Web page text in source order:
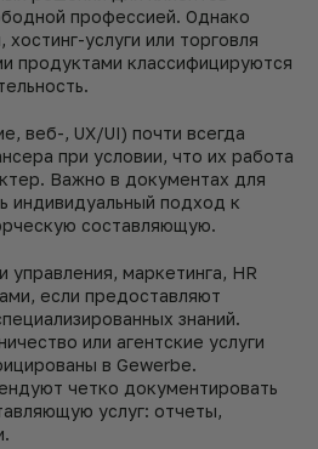
профессией. Однако
услуги или торговля
продуктами классифицируются
веб-, UX/UI) почти всегда
при условии, что их работа
Важно в документах для
индивидуальный подход к
составляющую.
управления, маркетинга, HR
если предоставляют
знаний.
или агентские услуги
в Gewerbe.
четко документировать
услуг: отчеты,